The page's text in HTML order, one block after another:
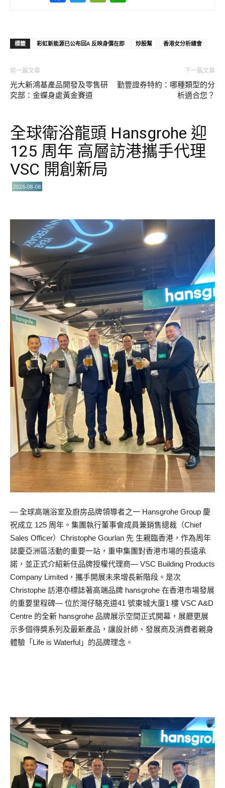
標籤 彩虹新能源已公布回A 反映身價在即 炒股幫 香港女分析總會
前一篇文章
光大新鴻基產品開發及零售研
究部：金蝶身處黃金賽道
下一篇文章
勤豐證券特約：哪種類型的分
析適合您？
全球衛浴龍頭 Hansgrohe 迎
125 周年 高層訪港攜手代理
VSC 開創新局
2026-08-08
— 全球高端浴室及廚房品牌領導者之一 Hansgrohe Group 慶
祝成立 125 周年。集團執行董事會成員兼銷售總裁（Chief
Sales Officer）Christophe Gourlan 先 生親臨香港，作為周年
誌慶亞洲區活動的重要一站，重申集團對香港市場的長遠承
諾，並正式介紹新任品牌授權代理商— VSC Building Products
Company Limited，攜手開展未來增長新階段。是次
Christophe 訪港亦標誌著高端品牌 hansgrohe 在香港市場發展
的重要里程碑— 位於灣仔駱克道41 號東城大廈1 樓 VSC A&D
Centre 的全新 hansgrohe 品牌展示空間正式開幕，展廳更展
示多個得獎系列及最新產品，讓設計師、發展商及消費者親身
體驗「Life is Waterful」的品牌理念。